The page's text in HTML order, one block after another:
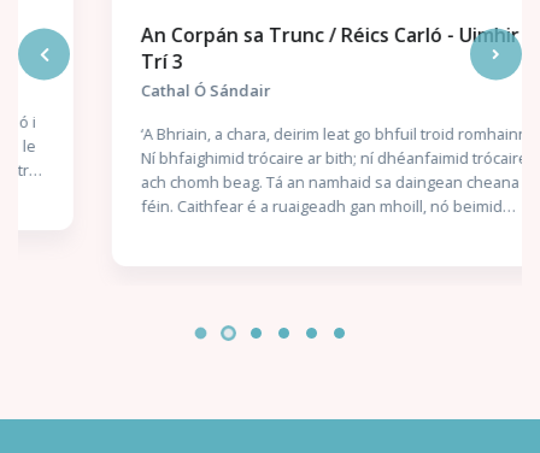
An Corpán sa Trunc / Réics Carló - Uimhir a
Trí 3
Cathal Ó Sándair
‘A Bhriain, a chara, deirim leat go bhfuil troid romhainn.
Ní bhfaighimid trócaire ar bith; ní dhéanfaimid trócaire
ach chomh beag. Tá an namhaid sa daingean cheana
féin. Caithfear é a ruaigeadh gan mhoill, nó beimid
Ó Conchubhair, Cheannaire an Bhrainse Lorgaireachta,
gur teachtaireacht dó féin atá sa dúnmharú seo: éirigh